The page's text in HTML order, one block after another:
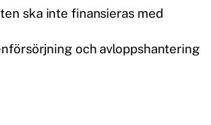
ska inte finansieras med
och avloppshantering